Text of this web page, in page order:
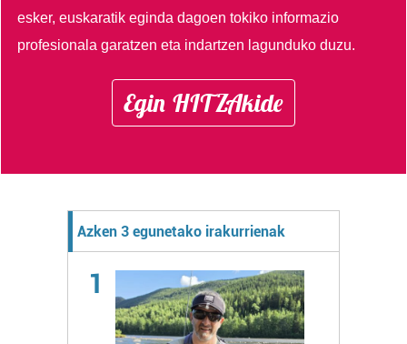
esker, euskaratik eginda dagoen tokiko informazio
profesionala garatzen eta indartzen lagunduko duzu.
Egin HITZAkide
Azken 3 egunetako irakurrienak
1